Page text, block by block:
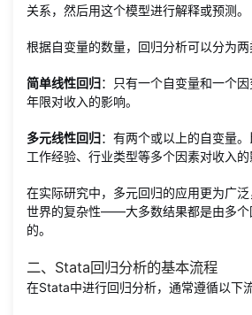
关系，然后用这个模型进行解释或预测。
根据自变量的数量，回归分析可以分为两
简单线性回归：只有一个自变量和一个
年限对收入的影响。
多元线性回归：有两个或以上的自变量。
工作经验、行业类型等多个因素对收入的
在实际研究中，多元回归的应用更为广
世界的复杂性——大多数结果都是由多个
的。
二、Stata回归分析的基本流程
在Stata中进行回归分析，通常遵循以下流